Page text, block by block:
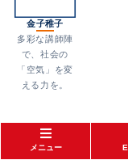
金子稚子
多彩な講師陣
で、社会の
「空気」を変
える力を。
メニュー